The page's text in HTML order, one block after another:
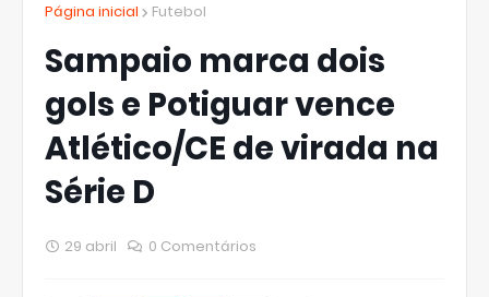
Página inicial Futebol
Sampaio marca dois
gols e Potiguar vence
Atlético/CE de virada na
Série D
29 abril 0 Comentários